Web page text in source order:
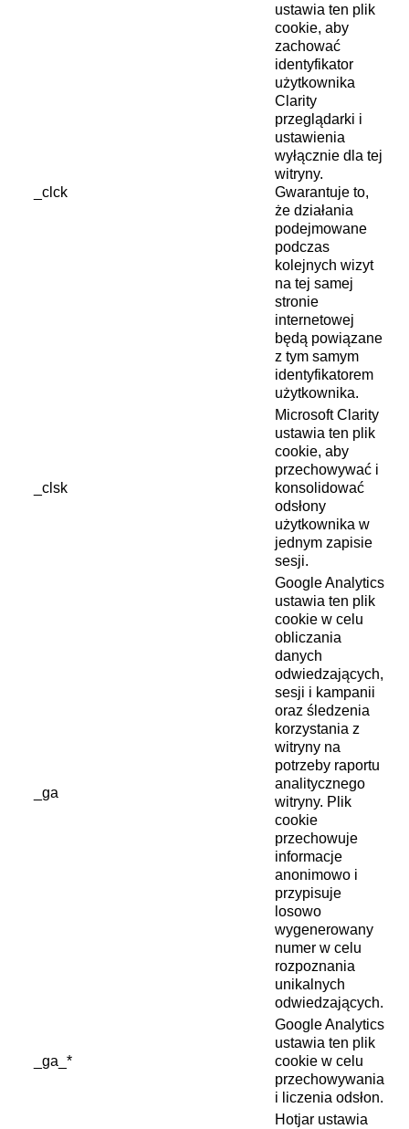
_clck
ustawia ten plik
cookie, aby
zachować
identyfikator
użytkownika
Clarity
przeglądarki i
ustawienia
wyłącznie dla tej
witryny.
Gwarantuje to,
że działania
podejmowane
podczas
kolejnych wizyt
na tej samej
stronie
internetowej
będą powiązane
z tym samym
identyfikatorem
użytkownika.
_clsk
Microsoft Clarity
ustawia ten plik
cookie, aby
przechowywać i
konsolidować
odsłony
użytkownika w
jednym zapisie
sesji.
_ga
Google Analytics
ustawia ten plik
cookie w celu
obliczania
danych
odwiedzających,
sesji i kampanii
oraz śledzenia
korzystania z
witryny na
potrzeby raportu
analitycznego
witryny. Plik
cookie
przechowuje
informacje
anonimowo i
przypisuje
losowo
wygenerowany
numer w celu
rozpoznania
unikalnych
odwiedzających.
_ga_*
Google Analytics
ustawia ten plik
cookie w celu
przechowywania
i liczenia odsłon.
Hotjar ustawia